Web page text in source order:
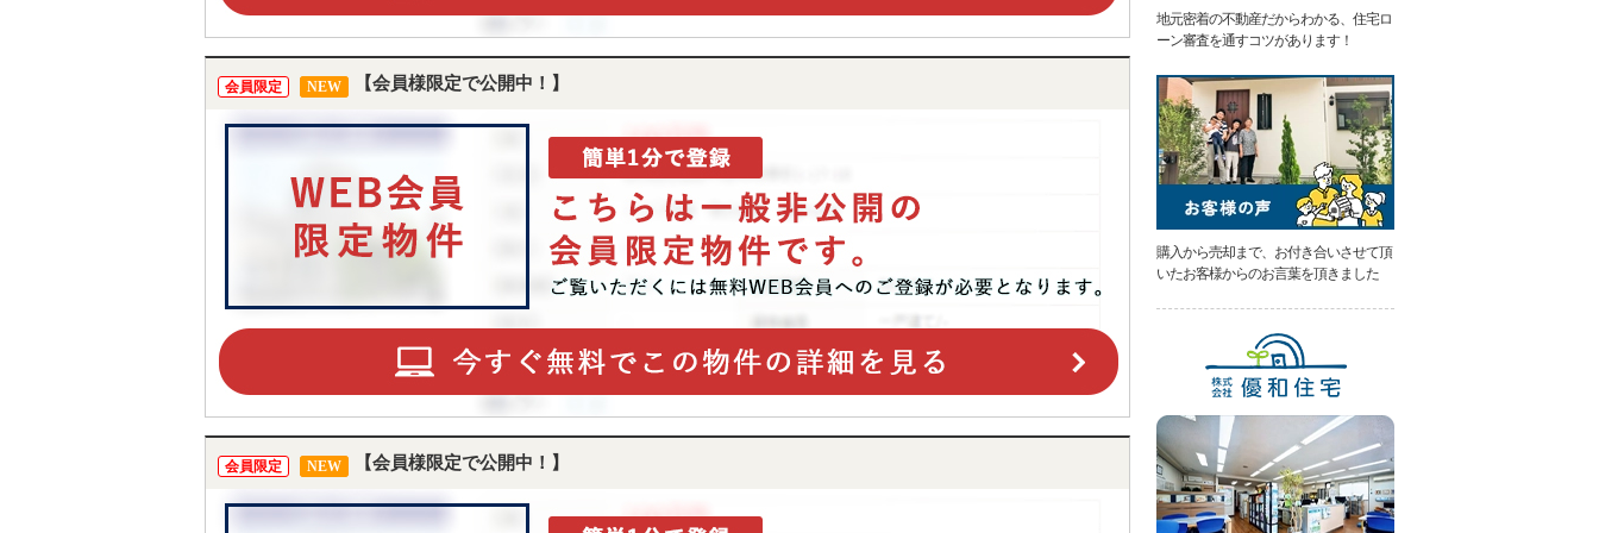
会員限定 NEW 【会員様限定で公開中！】
会員限定 NEW 【会員様限定で公開中！】
地元密着の不動産だからわかる、住宅ロ
ーン審査を通すコツがあります！
購入から売却まで、お付き合いさせて頂
いたお客様からのお言葉を頂きました